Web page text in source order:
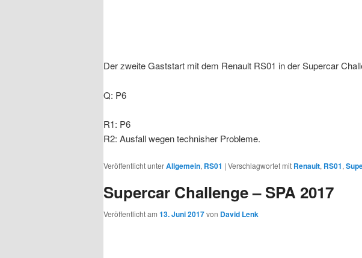
Der zweite Gaststart mit dem Renault RS01 in der Supercar
Q: P6
R1: P6
R2: Ausfall wegen technisher Probleme.
Veröffentlicht unterAllgemein, RS01 | Verschlagwortet mit Renault, RS01,
Supercar Challenge – SPA 2017
Veröffentlicht am 13. Juni 2017von David Lenk